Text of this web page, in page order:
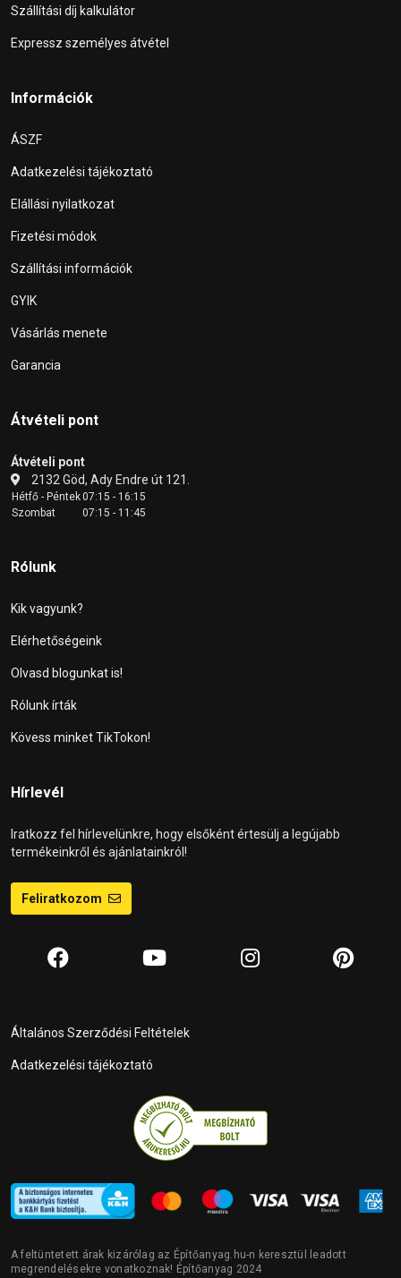
Szállítási díj kalkulátor
Expressz személyes átvétel
Információk
ÁSZF
Adatkezelési tájékoztató
Elállási nyilatkozat
Fizetési módok
Szállítási információk
GYIK
Vásárlás menete
Garancia
Átvételi pont
Átvételi pont
2132 Göd, Ady Endre út 121.
Hétfő - Péntek07:15 - 16:15
Szombat
07:15 - 11:45
Rólunk
Kik vagyunk?
Elérhetőségeink
Olvasd blogunkat is!
Rólunk írták
Kövess minket TikTokon!
Hírlevél
Iratkozz fel hírlevelünkre, hogy elsőként értesülj a legújabb
termékeinkről és ajánlatainkról!
Feliratkozom
Általános Szerződési Feltételek
Adatkezelési tájékoztató
A feltüntetett árak kizárólag az Építőanyag.hu-n keresztül leadott
megrendelésekre vonatkoznak! Építőanyag 2024